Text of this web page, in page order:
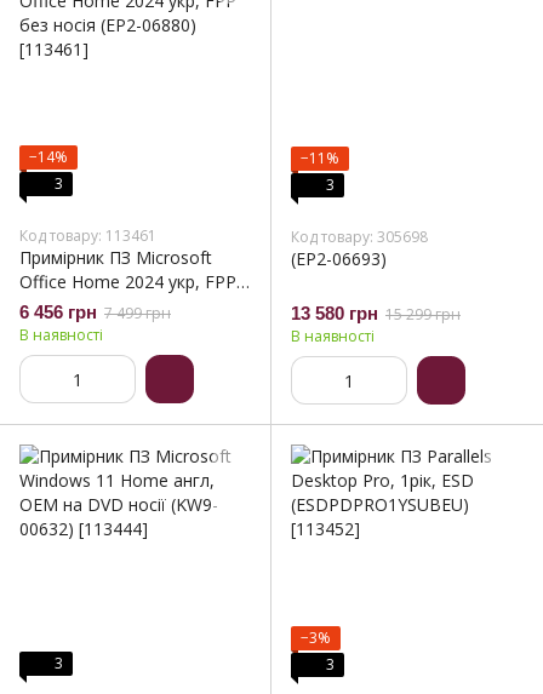
−14%
3
Код товару: 113461
Примірник ПЗ Microsoft
Office Home 2024 укр, FPP
без носія (EP2-06880)
6 456 грн 7 499 грн
В наявності
−11%
3
Код товару: 305698
(EP2-06693)
13 580 грн 15 299 грн
В наявності
3
−3%
3